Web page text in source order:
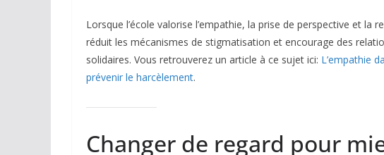
Lorsque l’école valorise l’empathie, la prise de perspective et la
réduit les mécanismes de stigmatisation et encourage des
solidaires. Vous retrouverez un article à ce sujet ici: L’empathie
prévenir le harcèlement.
Changer de regard pour